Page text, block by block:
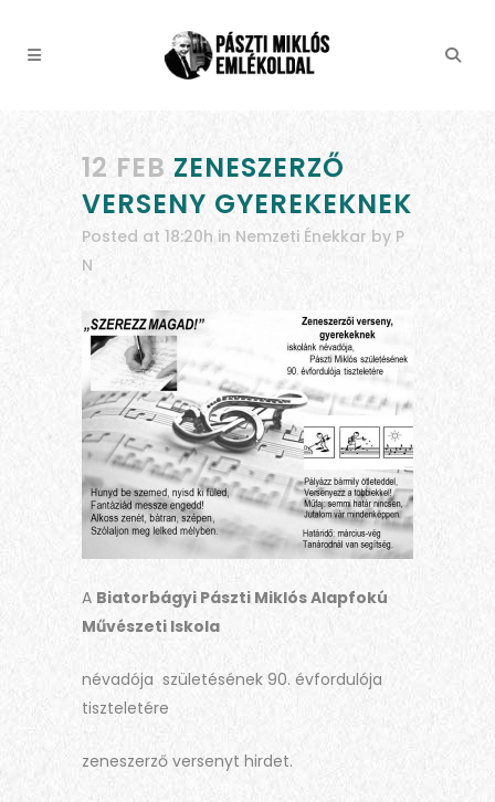
12 FEB ZENESZERZŐ
VERSENY GYEREKEKNEK
Posted at 18:20h in Nemzeti Énekkar by P
N
A Biatorbágyi Pászti Miklós Alapfokú
Művészeti Iskola
névadója születésének 90. évfordulója
tiszteletére
zeneszerző versenyt hirdet.